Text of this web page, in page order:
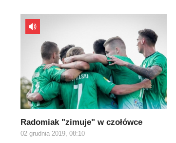
Radomiak "zimuje" w czołówce
02 grudnia 2019, 08:10